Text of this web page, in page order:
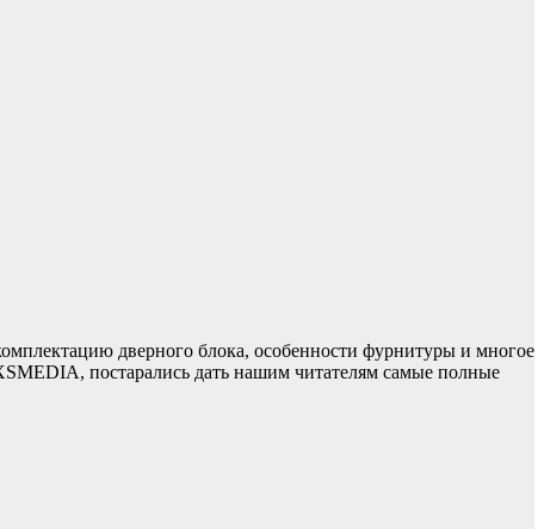
дверного блока, особенности фурнитуры и многое
постарались дать нашим читателям самые полные